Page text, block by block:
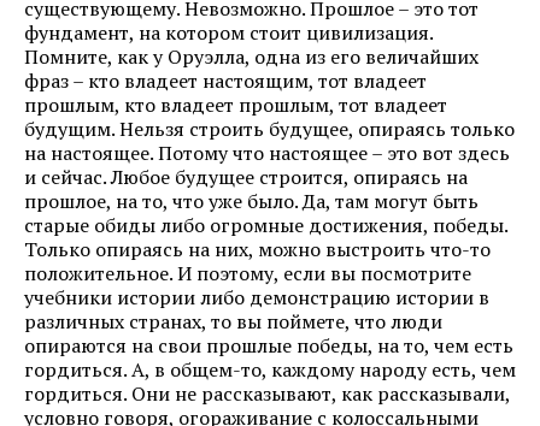
существующему. Невозможно. Прошлое – это тот
фундамент, на котором стоит цивилизация.
Помните, как у Оруэлла, одна из его величайших
фраз – кто владеет настоящим, тот владеет
прошлым, кто владеет прошлым, тот владеет
будущим. Нельзя строить будущее, опираясь только
на настоящее. Потому что настоящее – это вот здесь
и сейчас. Любое будущее строится, опираясь на
прошлое, на то, что уже было. Да, там могут быть
старые обиды либо огромные достижения, победы.
Только опираясь на них, можно выстроить что-то
положительное. И поэтому, если вы посмотрите
учебники истории либо демонстрацию истории в
различных странах, то вы поймете, что люди
опираются на свои прошлые победы, на то, чем есть
гордиться. А, в общем-то, каждому народу есть, чем
гордиться. Они не рассказывают, как рассказывали,
условно говоря, огораживание с колоссальными